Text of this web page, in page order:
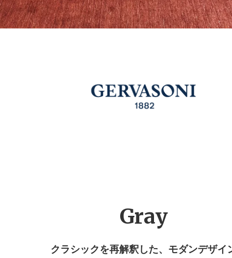
Gray
クラシックを再解釈した、モダンデザイ